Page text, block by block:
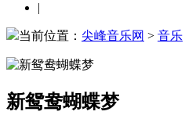
|
当前位置： 尖峰音乐网 > 音乐
新鸳鸯蝴蝶梦